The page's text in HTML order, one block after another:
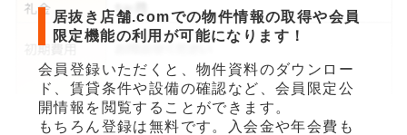
居抜き店舗.comでの物件情報の取得や会員
限定機能の利用が可能になります！
会員登録いただくと、物件資料のダウンロー
ド、賃貸条件や設備の確認など、会員限定公
開情報を閲覧することができます。
もちろん登録は無料です。入会金や年会費も